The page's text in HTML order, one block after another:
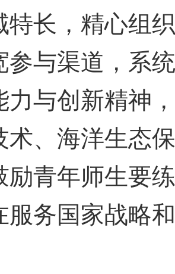
特长，精心组
参与渠道，系
力与创新精神
术、海洋生态
励青年师生要
服务国家战略